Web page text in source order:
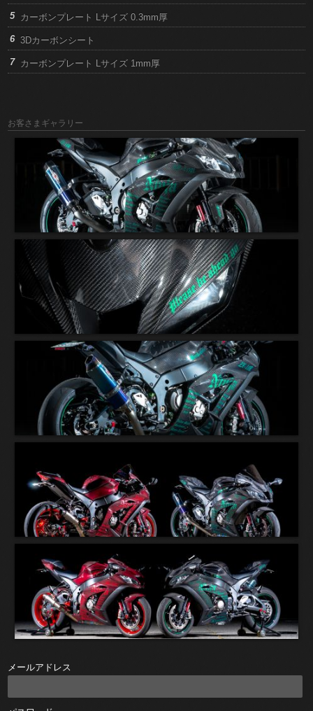
カーボンプレート Lサイズ 0.3mm厚
3Dカーボンシート
カーボンプレート Lサイズ 1mm厚
お客さまギャラリー
メールアドレス